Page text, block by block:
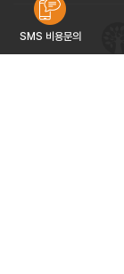
SMS 비용문의